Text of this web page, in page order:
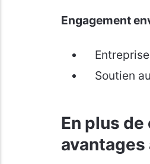
Engagement
Soutien
En plus
avantages